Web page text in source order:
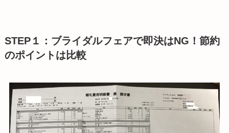
STEP１：ブライダルフェアで即決はNG！節約
のポイントは比較